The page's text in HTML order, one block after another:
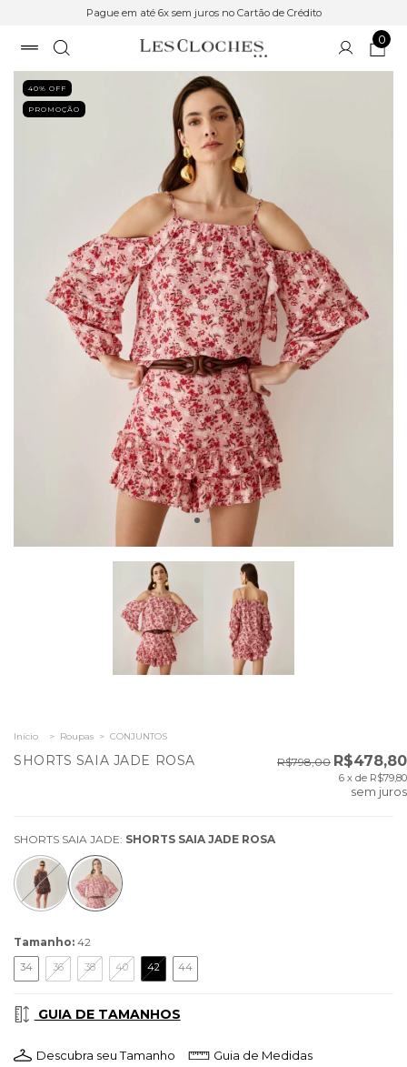
Pague em até 6x sem juros no Cartão de Crédito
0
40% OFF
PROMOÇÃO
Início > Roupas > CONJUNTOS
SHORTS SAIA JADE ROSA R$798,00 R$478,80
6 x de R$79,80
sem juros
SHORTS SAIA JADE: SHORTS SAIA JADE ROSA
Tamanho: 42
34 36 38 40 42 44
GUIA DE TAMANHOS
Descubra seu Tamanho Guia de Medidas